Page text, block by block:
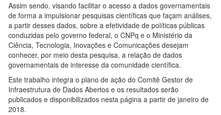
Assim sendo, visando facilitar o acesso a dados governamentais
de forma a impulsionar pesquisas científicas que façam análises,
a partir desses dados, sobre a efetividade de políticas públicas
conduzidas pelo governo federal, o CNPq e o Ministério da
Ciência, Tecnologia, Inovações e Comunicações desejam
conhecer, por meio desta pesquisa, a relação de dados
governamentais de interesse da comunidade científica.
Este trabalho integra o plano de ação do Comitê Gestor de
Infraestrutura de Dados Abertos e os resultados serão
publicados e disponibilizados nesta página a partir de janeiro de
2018.